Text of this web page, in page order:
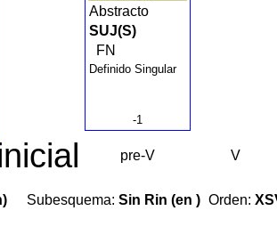
Abstracto
SUJ(S)
FN
Definido Singular
-1
pre-V V
Subesquema: Sin Rin (en ) Orden: